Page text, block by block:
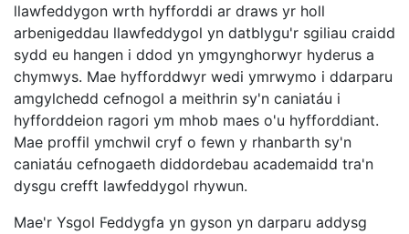
llawfeddygon wrth hyfforddi ar draws yr holl
arbenigeddau llawfeddygol yn datblygu'r sgiliau craidd
sydd eu hangen i ddod yn ymgynghorwyr hyderus a
chymwys. Mae hyfforddwyr wedi ymrwymo i ddarparu
amgylchedd cefnogol a meithrin sy'n caniatáu i
hyfforddeion ragori ym mhob maes o'u hyfforddiant.
Mae proffil ymchwil cryf o fewn y rhanbarth sy'n
caniatáu cefnogaeth diddordebau academaidd tra'n
dysgu crefft lawfeddygol rhywun.
Mae'r Ysgol Feddygfa yn gyson yn darparu addysg